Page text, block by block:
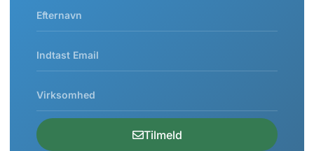
Tilmeld